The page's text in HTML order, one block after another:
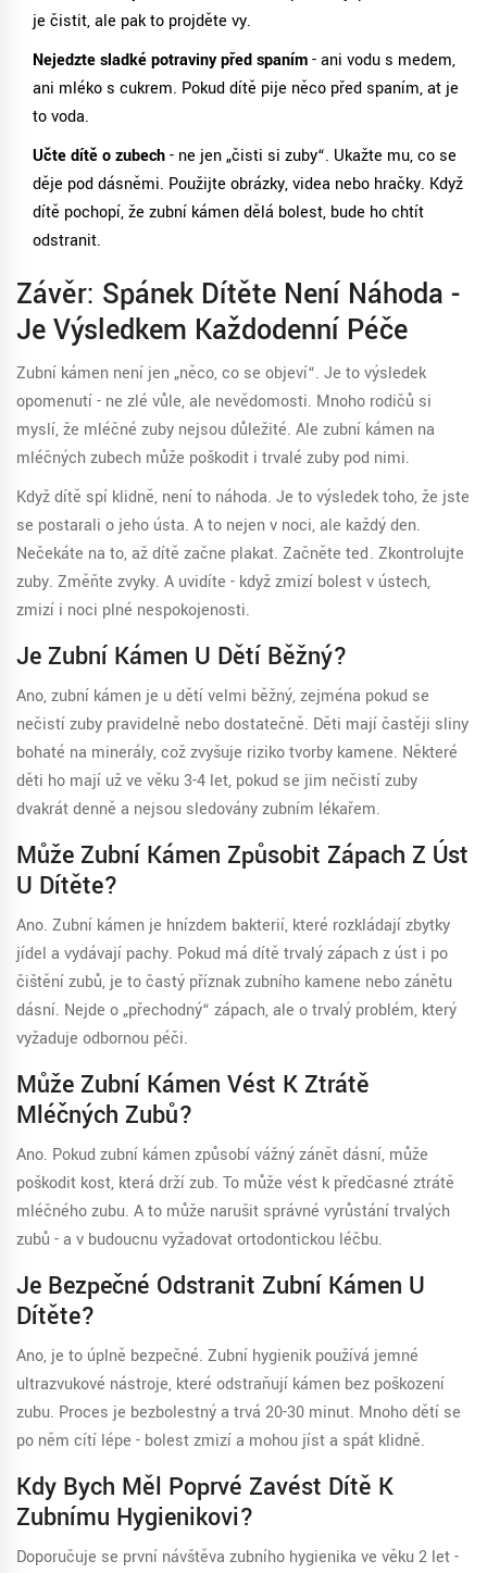
je čistit, ale pak to projděte vy.
Nejedzte sladké potraviny před spaním- ani vodu s medem,
ani mléko s cukrem. Pokud dítě pije něco před spaním, ať je
to voda.
Učte dítě o zubech- ne jen „čisti si zuby“. Ukažte mu, co se
děje pod dásněmi. Použijte obrázky, videa nebo hračky. Když
dítě pochopí, že zubní kámen dělá bolest, bude ho chtít
odstranit.
Závěr: Spánek Dítěte Není Náhoda -
Je Výsledkem Každodenní Péče
Zubní kámen není jen „něco, co se objeví“. Je to výsledek
opomenutí - ne zlé vůle, ale nevědomosti. Mnoho rodičů si
myslí, že mléčné zuby nejsou důležité. Ale zubní kámen na
mléčných zubech může poškodit i trvalé zuby pod nimi.
Když dítě spí klidně, není to náhoda. Je to výsledek toho, že jste
se postarali o jeho ústa. A to nejen v noci, ale každý den.
Nečekáte na to, až dítě začne plakat. Začněte teď. Zkontrolujte
zuby. Změňte zvyky. A uvidíte - když zmizí bolest v ústech,
zmizí i noci plné nespokojenosti.
Je Zubní Kámen U Dětí Běžný?
Ano, zubní kámen je u dětí velmi běžný, zejména pokud se
nečistí zuby pravidelně nebo dostatečně. Děti mají častěji sliny
bohaté na minerály, což zvyšuje riziko tvorby kamene. Některé
děti ho mají už ve věku 3-4 let, pokud se jim nečistí zuby
dvakrát denně a nejsou sledovány zubním lékařem.
Může Zubní Kámen Způsobit Zápach Z Úst
U Dítěte?
Ano. Zubní kámen je hnízdem bakterií, které rozkládají zbytky
jídel a vydávají pachy. Pokud má dítě trvalý zápach z úst i po
čištění zubů, je to častý příznak zubního kamene nebo zánětu
dásní. Nejde o „přechodný“ zápach, ale o trvalý problém, který
vyžaduje odbornou péči.
Může Zubní Kámen Vést K Ztrátě
Mléčných Zubů?
Ano. Pokud zubní kámen způsobí vážný zánět dásní, může
poškodit kost, která drží zub. To může vést k předčasné ztrátě
mléčného zubu. A to může narušit správné vyrůstání trvalých
zubů - a v budoucnu vyžadovat ortodontickou léčbu.
Je Bezpečné Odstranit Zubní Kámen U
Dítěte?
Ano, je to úplně bezpečné. Zubní hygienik používá jemné
ultrazvukové nástroje, které odstraňují kámen bez poškození
zubu. Proces je bezbolestný a trvá 20-30 minut. Mnoho dětí se
po něm cítí lépe - bolest zmizí a mohou jíst a spát klidně.
Kdy Bych Měl Poprvé Zavést Dítě K
Zubnímu Hygienikovi?
Doporučuje se první návštěva zubního hygienika ve věku 2 let -